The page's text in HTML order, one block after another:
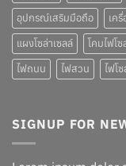
อุปกรณ์เสริมมือถือ
เค
แผงโซล่าเซลล์
โคมไฟโซ
ไฟถนน
ไฟสวน ไฟโ
SIGNUP FOR